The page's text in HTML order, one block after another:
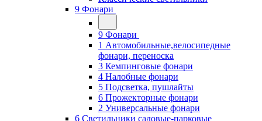
9 Фонари
9 Фонари
1 Автомобильные,велосипедные
фонари, переноска
3 Кемпинговые фонари
4 Налобные фонари
5 Подсветка, пушлайты
6 Прожекторные фонари
2 Универсальные фонари
6 Светильники садовые-парковые